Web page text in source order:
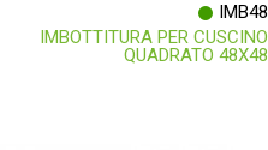
IMB48
IMBOTTITURA PER CUSCINO
QUADRATO 48X48